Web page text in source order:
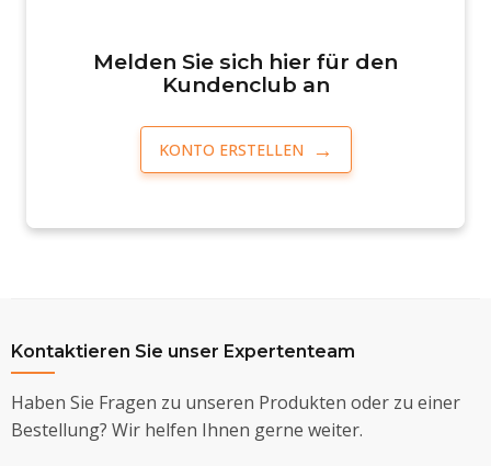
Melden Sie sich hier für den
Kundenclub an
KONTO ERSTELLEN
Kontaktieren Sie unser Expertenteam
Haben Sie Fragen zu unseren Produkten oder zu einer
Bestellung? Wir helfen Ihnen gerne weiter.